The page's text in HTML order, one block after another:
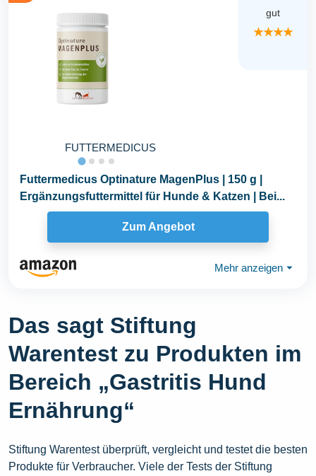
FUTTERMEDICUS
gut
★★★★
Futtermedicus Optinature MagenPlus | 150 g |
Ergänzungsfuttermittel für Hunde & Katzen | Bei...
Zum Angebot
Mehr anzeigen ⏷
Das sagt Stiftung
Warentest zu Produkten im
Bereich „Gastritis Hund
Ernährung“
Stiftung Warentest überprüft, vergleicht und testet die besten
Produkte für Verbraucher. Viele der Tests der Stiftung